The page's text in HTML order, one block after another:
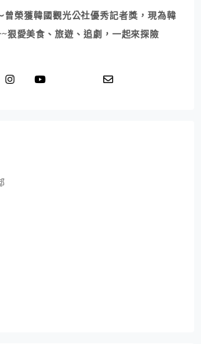
曾榮獲韓國觀光公社優秀記者獎，現為韓
狠愛美食、旅遊、追劇，一起來探險